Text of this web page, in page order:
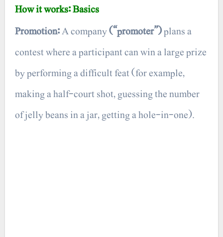
How it works: Basics
Promotion:A company(“promoter”)plans a
contest where a participant can win a large prize
by performing a difficult feat (for example,
making a half-court shot, guessing the number
of jelly beans in a jar, getting a hole-in-one).